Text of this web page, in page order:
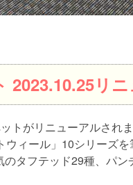
2023.10.25リ
トがリニューアルされま
ィール」10シリーズ
タフテッド29種、パン